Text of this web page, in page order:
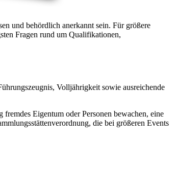
und behördlich anerkannt sein. Für größere
Fragen rund um Qualifikationen,
Volljährigkeit sowie ausreichende
Eigentum oder Personen bewachen, eine
die bei größeren Events